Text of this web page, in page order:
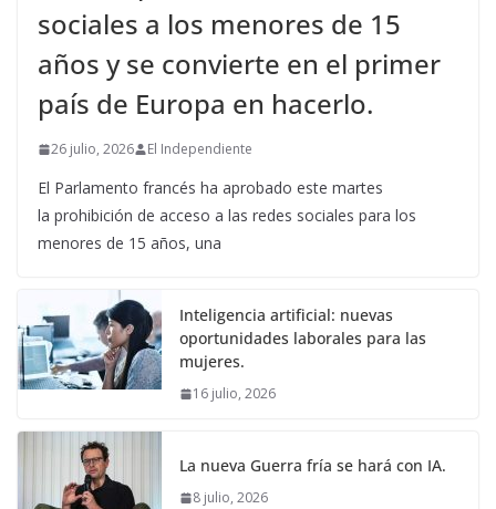
sociales a los menores de 15
años y se convierte en el primer
país de Europa en hacerlo.
26 julio, 2026 El Independiente
El Parlamento francés ha aprobado este martes
la prohibición de acceso a las redes sociales para los
menores de 15 años, una
Inteligencia artificial: nuevas
oportunidades laborales para las
mujeres.
16 julio, 2026
La nueva Guerra fría se hará con IA.
8 julio, 2026